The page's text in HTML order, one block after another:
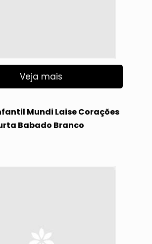
Veja mais
Mundi Laise Corações
Babado Branco